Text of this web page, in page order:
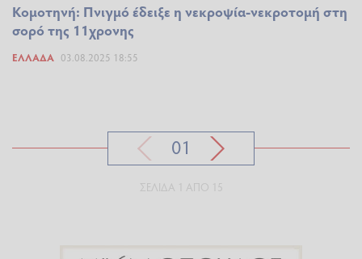
Κομοτηνή: Πνιγμό έδειξε η νεκροψία-νεκροτομή στη
σορό της 11χρονης
ΕΛΛΆΔΑ 03.08.2025 18:55
01
ΣΕΛΊΔΑ 1 ΑΠΌ 15